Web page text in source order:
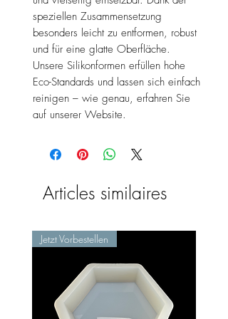
speziellen Zusammensetzung
besonders leicht zu entformen, robust
und für eine glatte Oberfläche.
Unsere Silikonformen erfüllen hohe
Eco-Standards und lassen sich einfach
reinigen – wie genau, erfahren Sie
auf unserer Website.
Articles similaires
Jetzt Vorbestellen